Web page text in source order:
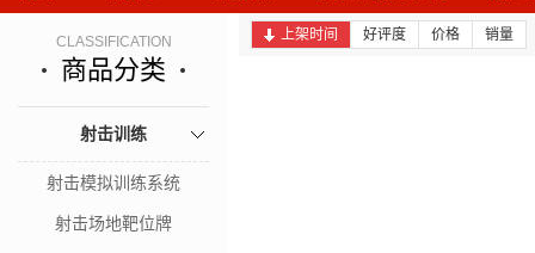
CLASSIFICATION
商品分类
射击训练
射击模拟训练系统
射击场地靶位牌
上架时间 好评度 价格 销量